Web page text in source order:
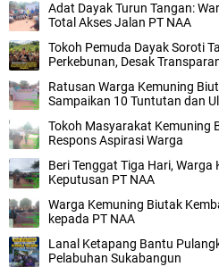
Adat Dayak Turun Tangan:
Total Akses Jalan PT NAA
Tokoh Pemuda Dayak Soroti
Perkebunan, Desak
Ratusan Warga Kemuning
Sampaikan 10 Tuntutan dan
Tokoh Masyarakat Kemuning
Respons Aspirasi Warga
Beri Tenggat Tiga Hari,
Keputusan PT NAA
Warga Kemuning Biutak
kepada PT NAA
Lanal Ketapang Bantu
Pelabuhan Sukabangun